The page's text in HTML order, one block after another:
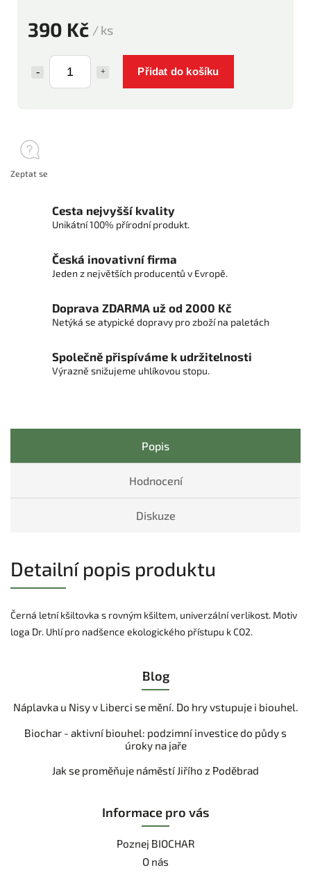
390 Kč / ks
Přidat do košíku
Zeptat se
Cesta nejvyšší kvality
Unikátní 100% přírodní produkt.
Česká inovativní firma
Jeden z největších producentů v Evropě.
Doprava ZDARMA už od 2000 Kč
Netýká se atypické dopravy pro zboží na paletách
Společně přispíváme k udržitelnosti
Výrazně snižujeme uhlíkovou stopu.
Popis
Hodnocení
Diskuze
Detailní popis produktu
Černá letní kšiltovka s rovným kšiltem, univerzální verlikost. Motiv
loga Dr. Uhlí pro nadšence ekologického přístupu k CO2.
Blog
Náplavka u Nisy v Liberci se mění. Do hry vstupuje i biouhel.
Biochar - aktivní biouhel: podzimní investice do půdy s
úroky na jaře
Jak se proměňuje náměstí Jiřího z Poděbrad
Informace pro vás
Poznej BIOCHAR
O nás